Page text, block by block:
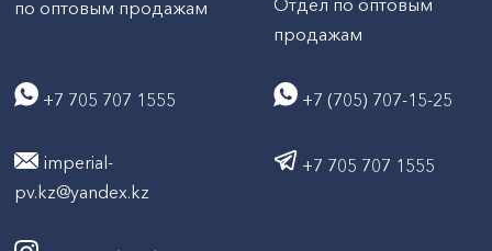
по оптовым продажам
Отдел по оптовым
продажам
+7 705 707 1555 +7 (705) 707-15-25
imperial-
pv.kz@yandex.kz
+7 705 707 1555